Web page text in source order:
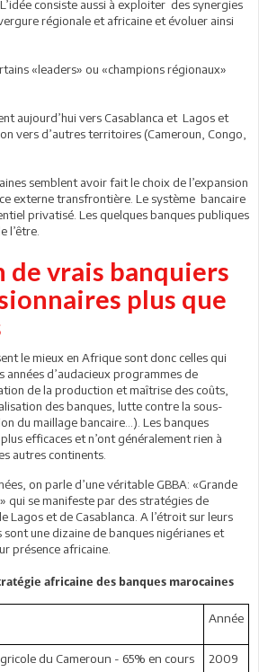
consiste aussi à exploiter des synergies
régionale et africaine et évoluer ainsi
«leaders» ou «champions régionaux»
aujourd’hui vers Casablanca et Lagos et
vers d’autres territoires (Cameroun, Congo,
semblent avoir fait le choix de l’expansion
externe transfrontière. Le système bancaire
privatisé. Les quelques banques publiques
l’être.
de vrais banquiers
plus que
le mieux en Afrique sont donc celles qui
années d’audacieux programmes de
de la production et maîtrise des coûts,
des banques, lutte contre la sous-
du maillage bancaire…). Les banques
efficaces et n’ont généralement rien à
autres continents.
on parle d’une véritable GBBA: «Grande
qui se manifeste par des stratégies de
Lagos et de Casablanca. A l’étroit sur leurs
une dizaine de banques nigérianes et
présence africaine.
africaine des banques marocaines
Année
du Cameroun - 65% en cours 2009